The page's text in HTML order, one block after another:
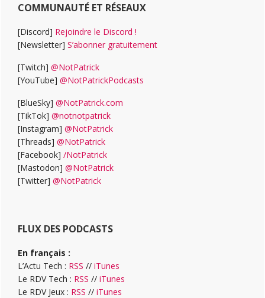
COMMUNAUTÉ ET RÉSEAUX
[Discord] Rejoindre le Discord !
[Newsletter] S’abonner gratuitement
[Twitch] @NotPatrick
[YouTube] @NotPatrickPodcasts
[BlueSky] @NotPatrick.com
[TikTok] @notnotpatrick
[Instagram] @NotPatrick
[Threads] @NotPatrick
[Facebook] /NotPatrick
[Mastodon] @NotPatrick
[Twitter] @NotPatrick
FLUX DES PODCASTS
En français :
L’Actu Tech : RSS // iTunes
Le RDV Tech : RSS // iTunes
Le RDV Jeux : RSS // iTunes